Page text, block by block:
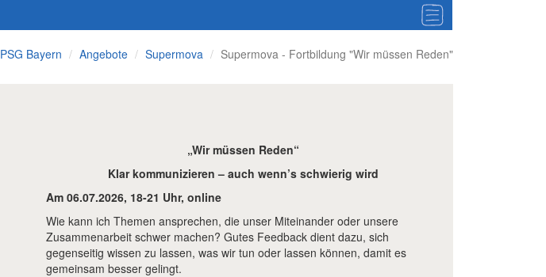
PSG Bayern Angebote Supermova Supermova - Fortbildung "Wir müssen Reden"
„Wir müssen Reden“
Klar kommunizieren – auch wenn’s schwierig wird
Am 06.07.2026, 18-21 Uhr, online
Wie kann ich Themen ansprechen, die unser Miteinander oder unsere
Zusammenarbeit schwer machen? Gutes Feedback dient dazu, sich
gegenseitig wissen zu lassen, was wir tun oder lassen können, damit es
gemeinsam besser gelingt.